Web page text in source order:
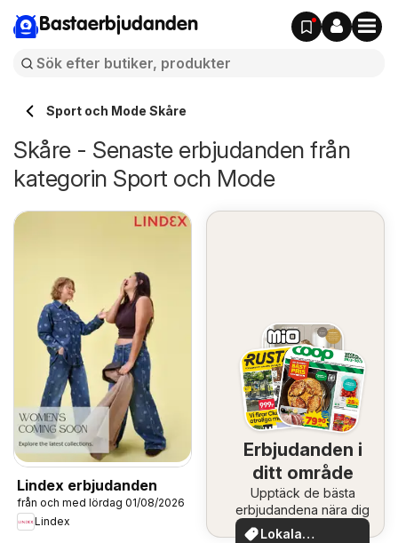
Bastaerbjudanden
Sport och Mode Skåre
Skåre - Senaste erbjudanden från
kategorin Sport och Mode
Lindex erbjudanden
från och med lördag 01/08/2026
Lindex
Erbjudanden i
ditt område
Upptäck de bästa
erbjudandena nära dig
Lokala